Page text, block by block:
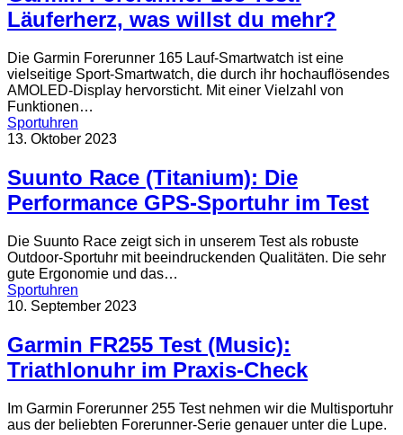
Läuferherz, was willst du mehr?
Die Garmin Forerunner 165 Lauf-Smartwatch ist eine
vielseitige Sport-Smartwatch, die durch ihr hochauflösendes
AMOLED-Display hervorsticht. Mit einer Vielzahl von
Funktionen…
Sportuhren
13. Oktober 2023
Suunto Race (Titanium): Die
Performance GPS-Sportuhr im Test
Die Suunto Race zeigt sich in unserem Test als robuste
Outdoor-Sportuhr mit beeindruckenden Qualitäten. Die sehr
gute Ergonomie und das…
Sportuhren
10. September 2023
Garmin FR255 Test (Music):
Triathlonuhr im Praxis-Check
Im Garmin Forerunner 255 Test nehmen wir die Multisportuhr
aus der beliebten Forerunner-Serie genauer unter die Lupe.